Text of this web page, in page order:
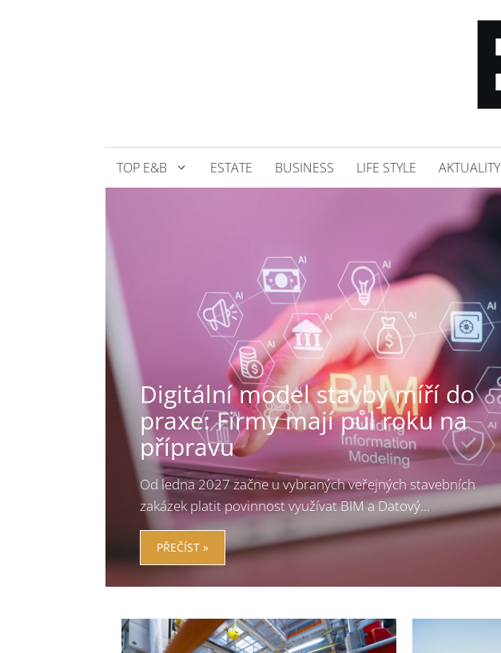
TOP E&B ESTATE BUSINESS LIFE STYLE AKTUALITY
Digitální model stavby míří do
praxe: Firmy mají půl roku na
přípravu
Od ledna 2027 začne u vybraných veřejných stavebních
zakázek platit povinnost využívat BIM a Datový…
PŘEČÍST »